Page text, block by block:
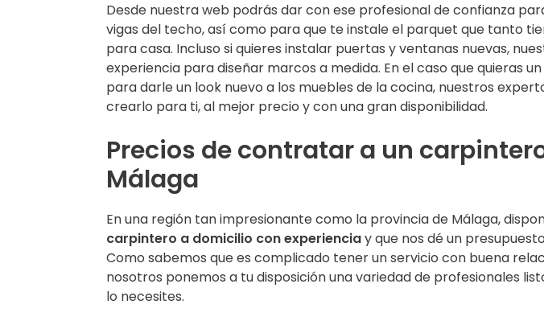
Desde nuestra web podrás dar con ese profesional de confianza
vigas del techo, así como para que te instale el parquet que tanto
para casa. Incluso si quieres instalar puertas y ventanas nuevas,
experiencia para diseñar marcos a medida. En el caso que quieras un
para darle un look nuevo a los muebles de la cocina, nuestros
crearlo para ti, al mejor precio y con una gran disponibilidad.
Precios de contratar a un
Málaga
En una región tan impresionante como la provincia de Málaga,
carpintero a domicilio con experienciay que nos dé un
Como sabemos que es complicado tener un servicio con buena
nosotros ponemos a tu disposición una variedad de profesionales
lo necesites.